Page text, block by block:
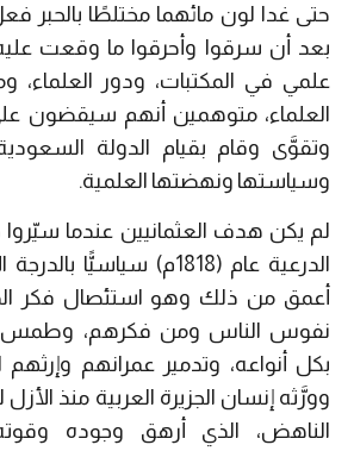
حتى غدا لون مائهما مختلطًا بالحبر
بعد أن سرقوا وأحرقوا ما وقعت
علمي في المكتبات، ودور العلماء،
العلماء، متوهمين أنهم سيقضون
وتقوَّى وقام بقيام الدولة
وسياستها ونهضتها العلمية.
لم يكن هدف العثمانيين عندما
الدرعية عام (1818م)
أعمق من ذلك وهو استئصال فكر
نفوس الناس ومن فكرهم، وطمس
بكل أنواعه، وتدمير عمرانهم وإرثهم
وورَّثه إنسان الجزيرة العربية منذ
الناهض، الذي أرهق وجوده وقوته